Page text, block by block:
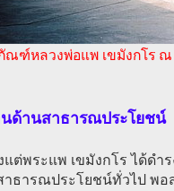
ณฑ์หลวงพ่อแพ เขมังกโร ณ
ด้านสาธารณประโยชน์
แต่พระแพ เขมังกโร ได้ดำ
าธารณประโยชน์ทั่วไป พอ